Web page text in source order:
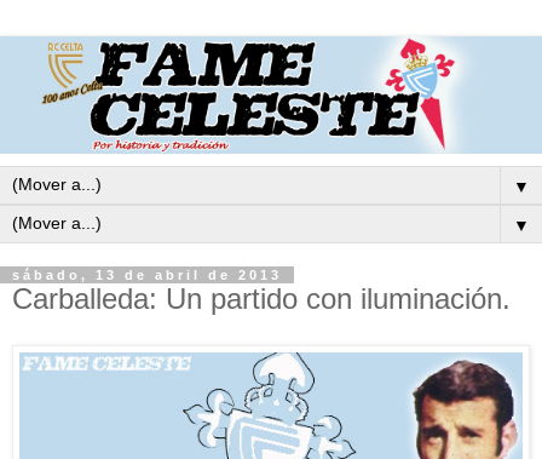
▼
▼
sábado, 13 de abril de 2013
Carballeda: Un partido con iluminación.